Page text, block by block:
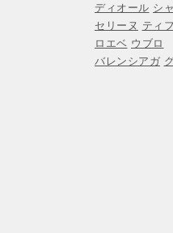
ディオール シ
セリーヌ ティ
ロエベ ウブロ
バレンシアガ